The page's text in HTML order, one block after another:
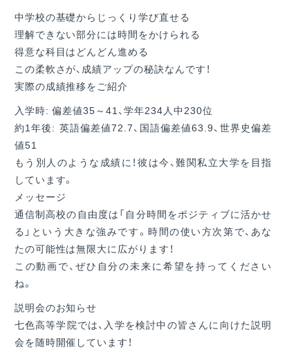
中学校の基礎からじっくり学び直せる
理解できない部分には時間をかけられる
得意な科目はどんどん進める
この柔軟さが、成績アップの秘訣なんです！
実際の成績推移をご紹介
入学時: 偏差値35～41、学年234人中230位
約1年後: 英語偏差値72.7、国語偏差値63.9、世界史偏差
値51
もう別人のような成績に！彼は今、難関私立大学を目指
しています。
メッセージ
通信制高校の自由度は「自分時間をポジティブに活かせ
る」という大きな強みです。時間の使い方次第で、あな
たの可能性は無限大に広がります！
この動画で、ぜひ自分の未来に希望を持ってください
ね。
説明会のお知らせ
七色高等学院では、入学を検討中の皆さんに向けた説明
会を随時開催しています！